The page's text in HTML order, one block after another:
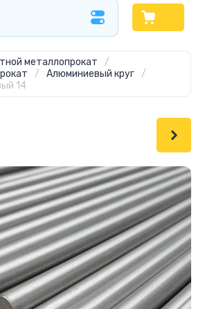
металлопрокат
/
/ Алюминиевый круг
/
14